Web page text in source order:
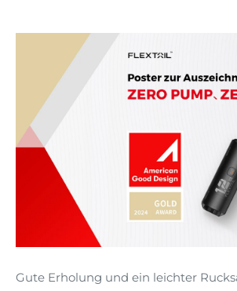
Gute Erholung und ein leichter